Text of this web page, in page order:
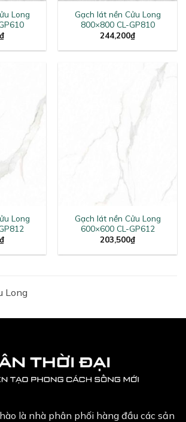
Long
₫
Gạch lát nền Cửu Long
800×800 CL-GP810
244,200₫
Long
₫
Gạch lát nền Cửu Long
600×600 CL-GP612
203,500₫
Long
là nhà phân phối hàng đầu các sản